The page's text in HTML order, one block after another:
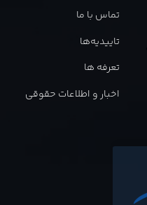
تماس با ما
تاییدیه‌ها
تعرفه ها
اخبار و اطلاعات حقوقی